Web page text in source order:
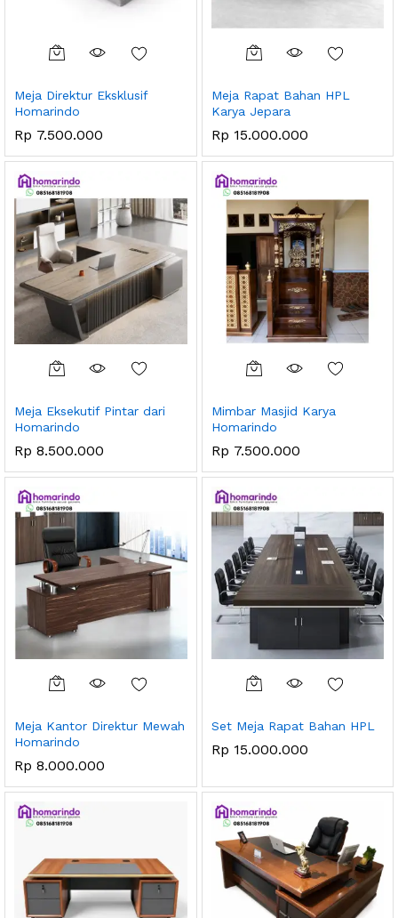
Meja Direktur Eksklusif
Homarindo
Rp 7.500.000
Meja Rapat Bahan HPL
Karya Jepara
Rp 15.000.000
Meja Eksekutif Pintar dari
Homarindo
Rp 8.500.000
Mimbar Masjid Karya
Homarindo
Rp 7.500.000
Meja Kantor Direktur Mewah
Homarindo
Rp 8.000.000
Set Meja Rapat Bahan HPL
Rp 15.000.000